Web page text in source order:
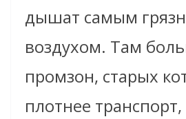
дышат самым
воздухом. Там
промзон, старых
плотнее